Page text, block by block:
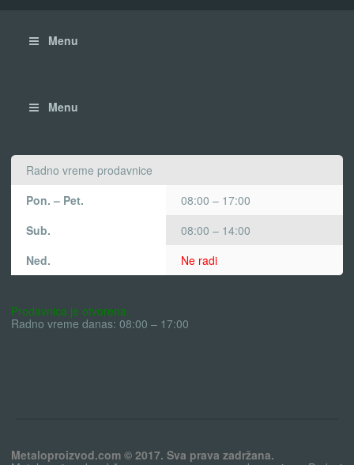
Menu
Menu
Radno vreme prodavnice
Pon. – Pet.
08:00 – 17:00
Sub.
08:00 – 14:00
Ned.
Ne radi
Prodavnica je otvorena.
Radno vreme danas: 08:00 – 17:00
Metaloproizvod.com © 2017. Sva prava zadržana.